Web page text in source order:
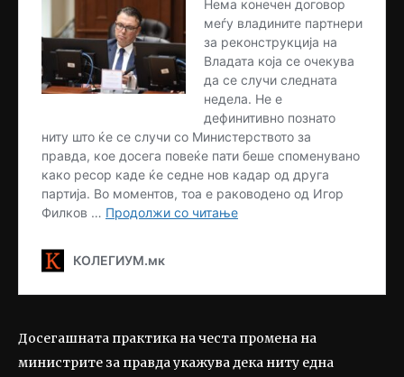
Досегашната практика на честа промена на
министрите за правда укажува дека ниту една